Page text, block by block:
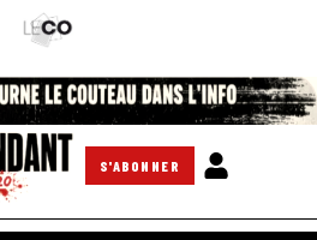
S'ABONNER